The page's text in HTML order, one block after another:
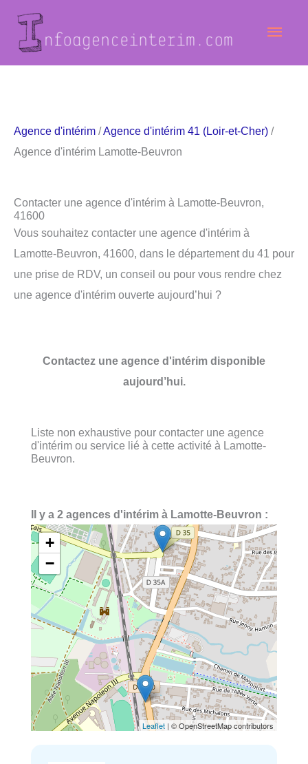
contenu
Agence d'intérim /Agence d'intérim 41 (Loir-et-Cher) /
Agence d'intérim Lamotte-Beuvron
Contacter une agence d'intérim à Lamotte-Beuvron,
41600
Vous souhaitez contacter une agence d'intérim à
Lamotte-Beuvron, 41600, dans le département du 41 pour
une prise de RDV, un conseil ou pour vous rendre chez
une agence d'intérim ouverte aujourd’hui ?
Contactez une agence d'intérim disponible
aujourd’hui.
Liste non exhaustive pour contacter une agence
d'intérim ou service lié à cette activité à Lamotte-
Beuvron.
Il y a 2 agences d'intérim à Lamotte-Beuvron :
+
−
Leaflet | © OpenStreetMap contributors